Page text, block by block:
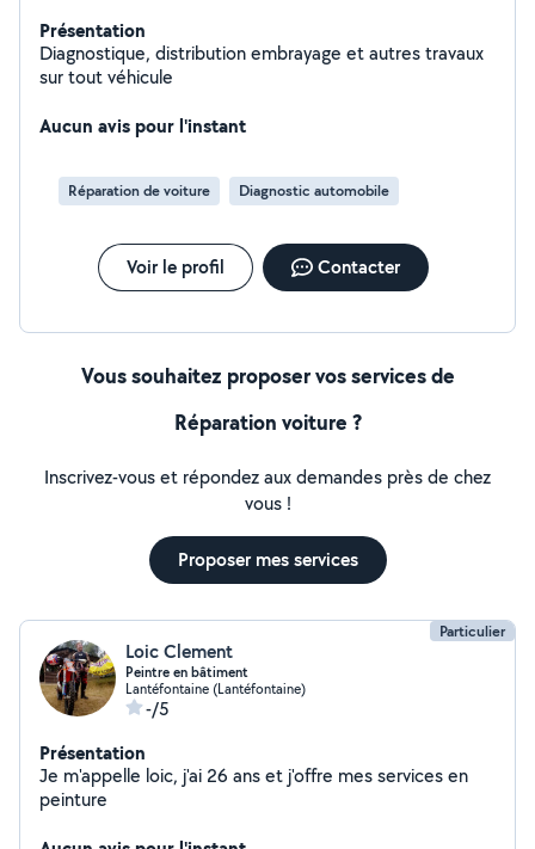
Présentation
Diagnostique, distribution embrayage et autres travaux
sur tout véhicule
Aucun avis pour l'instant
Réparation de voiture Diagnostic automobile
Voir le profil Contacter
Vous souhaitez proposer vos services de
Réparation voiture ?
Inscrivez-vous et répondez aux demandes près de chez
vous !
Proposer mes services
Particulier
Loic Clement
Peintre en bâtiment
Lantéfontaine (Lantéfontaine)
-/5
Présentation
Je m'appelle loic, j'ai 26 ans et j'offre mes services en
peinture